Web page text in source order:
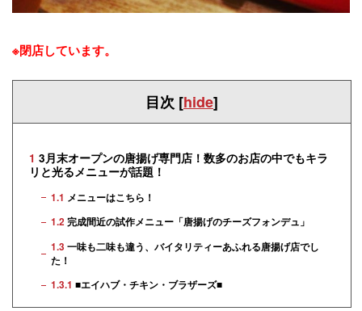
※閉店しています。
目次 [hide]
1 3月末オープンの唐揚げ専門店！数多のお店の中でもキラ
リと光るメニューが話題！
1.1 メニューはこちら！
1.2 完成間近の試作メニュー「唐揚げのチーズフォンデュ」
1.3 一味も二味も違う、バイタリティーあふれる唐揚げ店でし
た！
1.3.1 ■エイハブ・チキン・ブラザーズ■